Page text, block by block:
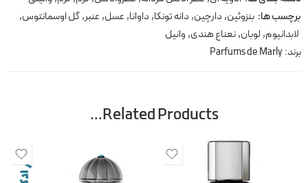
برچسب ها: بنزوئین, دارچین, دانه تونکا, داوانا, عسل, عنبر,گل اوسمانتوس,
لابدانیوم, لوبان,نعناع هندی, وانیل
برند:Parfums de Marly
Related Products…